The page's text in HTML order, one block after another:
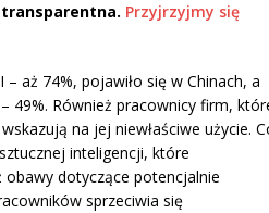
Przyjrzyjmy się
aż 74%, pojawiło się w Chinach, a
49%. Również pracownicy firm,
na jej niewłaściwe użycie.
inteligencji, które
obawy dotyczące potencjalnie
sprzeciwia się